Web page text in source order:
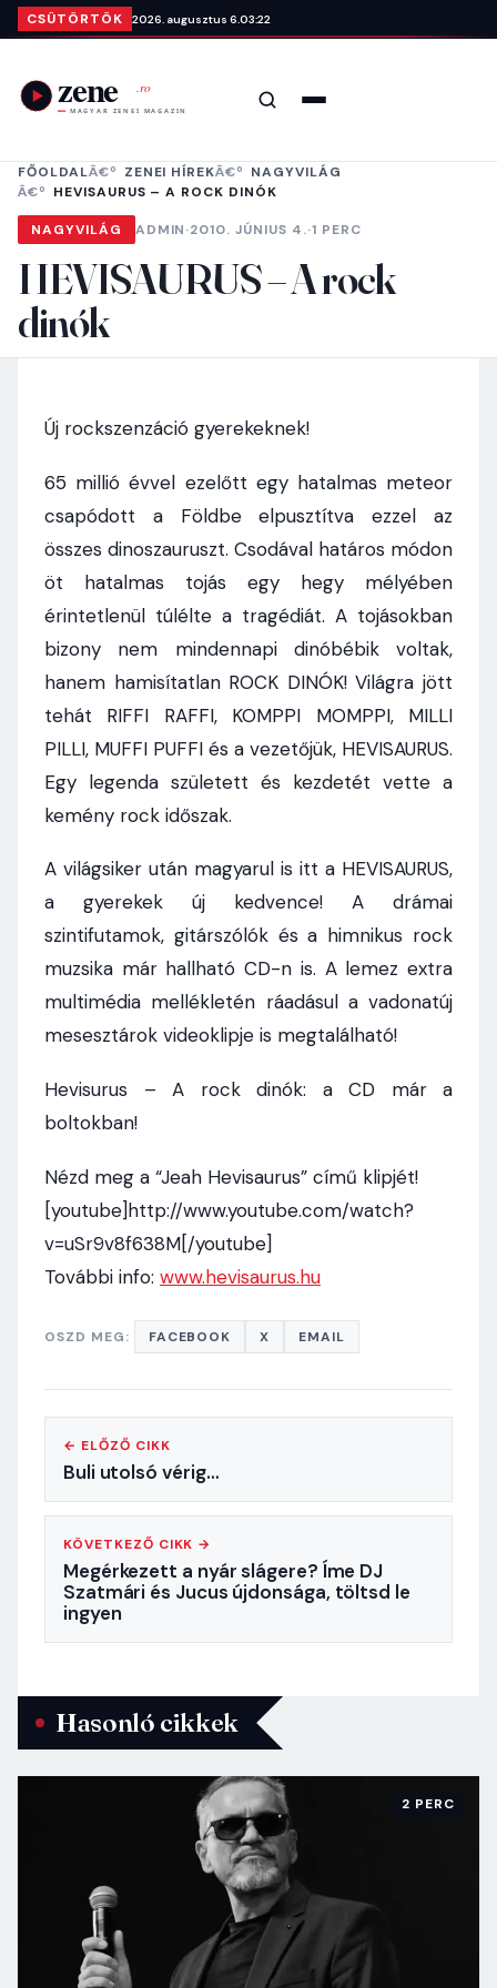
Ugrás a tartalomra
CSÜTÖRTÖK 2026. augusztus 6. 03:22
Keresés
FŐOLDAL ZENEI HÍREK
NAGYVILÁG
HEVISAURUS – A ROCK DINÓK
NAGYVILÁG ADMIN·2010. JÚNIUS 4.·1 PERC
HEVISAURUS – A rock
dinók
Új rockszenzáció gyerekeknek!
65 millió évvel ezelőtt egy hatalmas meteor
csapódott a Földbe elpusztítva ezzel az
összes dinoszauruszt. Csodával határos módon
öt hatalmas tojás egy hegy mélyében
érintetlenül túlélte a tragédiát. A tojásokban
bizony nem mindennapi dinóbébik voltak,
hanem hamisítatlan ROCK DINÓK! Világra jött
tehát RIFFI RAFFI, KOMPPI MOMPPI, MILLI
PILLI, MUFFI PUFFI és a vezetőjük, HEVISAURUS.
Egy legenda született és kezdetét vette a
kemény rock időszak.
A világsiker után magyarul is itt a HEVISAURUS,
a gyerekek új kedvence! A drámai
szintifutamok, gitárszólók és a himnikus rock
muzsika már hallható CD-n is. A lemez extra
multimédia mellékletén ráadásul a vadonatúj
mesesztárok videoklipje is megtalálható!
Hevisurus – A rock dinók: a CD már a
boltokban!
Nézd meg a “Jeah Hevisaurus” című klipjét!
[youtube]http://www.youtube.com/watch?
v=uSr9v8f638M[/youtube]
További info: www.hevisaurus.hu
OSZD MEG: FACEBOOK X EMAIL
← ELŐZŐ CIKK
Buli utolsó vérig…
KÖVETKEZŐ CIKK →
Megérkezett a nyár slágere? Íme DJ
Szatmári és Jucus újdonsága, töltsd le
ingyen
Hasonló cikkek
2 PERC